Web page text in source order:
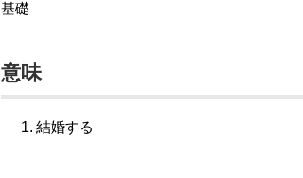
基礎
意味
結婚する